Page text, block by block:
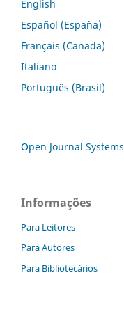
English
Español (España)
Français (Canada)
Italiano
Português (Brasil)
Open Journal Systems
Informações
Para Leitores
Para Autores
Para Bibliotecários